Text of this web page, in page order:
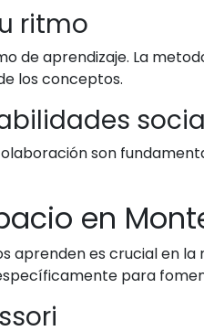
ritmo
de aprendizaje. La
los conceptos.
son
en
aprenden es crucial en
para